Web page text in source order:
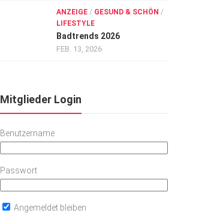
ANZEIGE / GESUND & SCHÖN /
LIFESTYLE
Badtrends 2026
FEB. 13, 2026
Mitglieder Login
Benutzername
Passwort
Angemeldet bleiben